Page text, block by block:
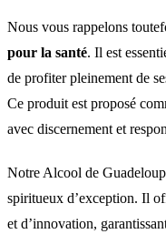
Nous vous rappelons
pour la santé. Il est
de profiter pleinement de
Ce produit est proposé
avec discernement et
Notre Alcool de
spiritueux d’exception. Il
et d’innovation,